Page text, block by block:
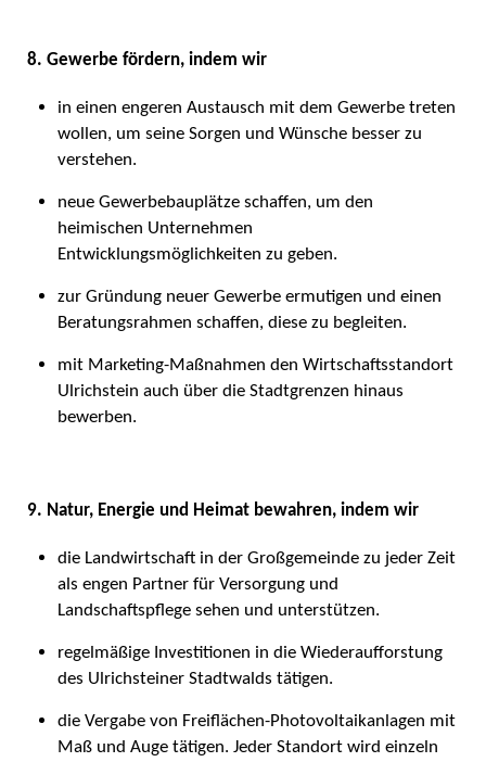
8. Gewerbe fördern, indem wir
in einen engeren Austausch mit dem Gewerbe treten
wollen, um seine Sorgen und Wünsche besser zu
verstehen.
neue Gewerbebauplätze schaffen, um den
heimischen Unternehmen
Entwicklungsmöglichkeiten zu geben.
zur Gründung neuer Gewerbe ermutigen und einen
Beratungsrahmen schaffen, diese zu begleiten.
mit Marketing-Maßnahmen den Wirtschaftsstandort
Ulrichstein auch über die Stadtgrenzen hinaus
bewerben.
9. Natur, Energie und Heimat bewahren, indem wir
die Landwirtschaft in der Großgemeinde zu jeder Zeit
als engen Partner für Versorgung und
Landschaftspflege sehen und unterstützen.
regelmäßige Investitionen in die Wiederaufforstung
des Ulrichsteiner Stadtwalds tätigen.
die Vergabe von Freiflächen-Photovoltaikanlagen mit
Maß und Auge tätigen. Jeder Standort wird einzeln